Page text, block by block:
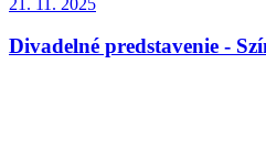
Divadelné predstavenie -